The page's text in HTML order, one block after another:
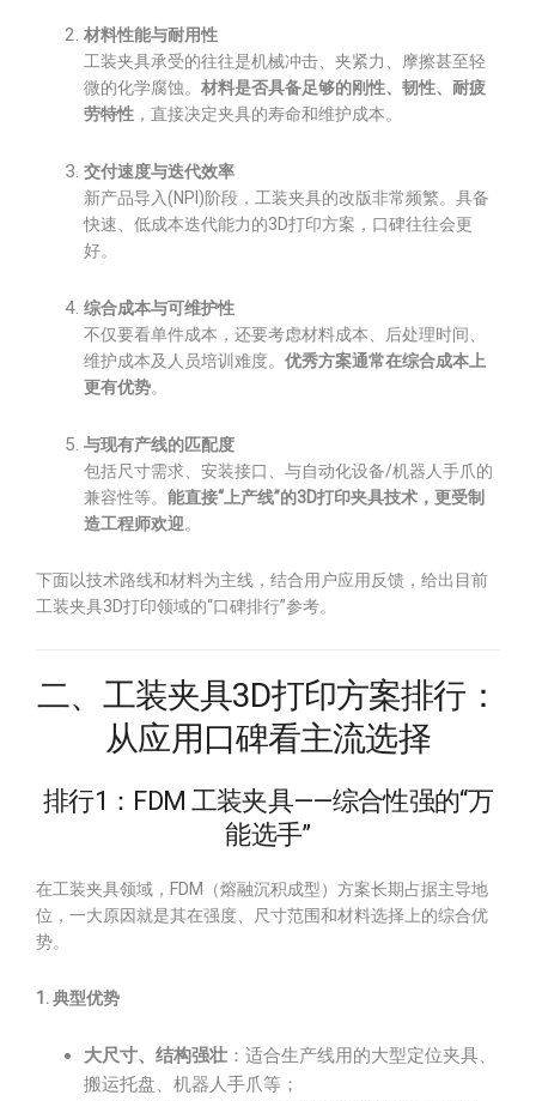
材料性能与耐用性
工装夹具承受的往往是机械冲击、夹紧力、摩擦甚至轻
微的化学腐蚀。 材料是否具备足够的刚性、韧性、耐疲
劳特性 ，直接决定夹具的寿命和维护成本。
交付速度与迭代效率
新产品导入(NPI)阶段，工装夹具的改版非常频繁。具备
快速、低成本迭代能力的3D打印方案，口碑往往会更
好。
综合成本与可维护性
不仅要看单件成本，还要考虑材料成本、后处理时间、
维护成本及人员培训难度。 优秀方案通常在综合成本上
更有优势。
与现有产线的匹配度
包括尺寸需求、安装接口、与自动化设备/机器人手爪的
兼容性等。 能直接“上产线”的3D打印夹具技术，更受制
造工程师欢迎。
下面以技术路线和材料为主线，结合用户应用反馈，给出目前
工装夹具3D打印领域的“口碑排行”参考。
二、工装夹具3D打印方案排行：
从应用口碑看主流选择
排行1：FDM 工装夹具——综合性强的“万
能选手”
在工装夹具领域，FDM（熔融沉积成型）方案长期占据主导地
位，一大原因就是其在强度、尺寸范围和材料选择上的综合优
势。
1. 典型优势
大尺寸、结构强壮 ：适合生产线用的大型定位夹具、
搬运托盘、机器人手爪等；